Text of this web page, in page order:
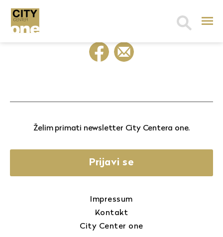
Search
Želim primati newsletter City Centera one.
Prijavi se
Impressum
Kontakt
City Center one